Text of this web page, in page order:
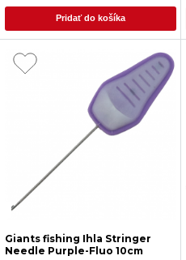
Pridať do košíka
Giants fishing Ihla Stringer
Needle Purple-Fluo 10cm